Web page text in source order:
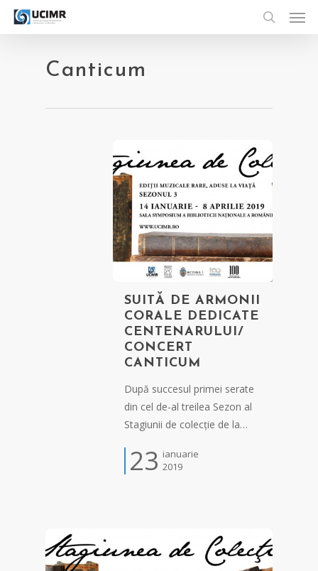
Skip
search
Canticum
SUITĂ DE ARMONII
CORALE DEDICATE
CENTENARULUI/
CONCERT
CANTICUM
După succesul primei serate
din cel de-al treilea Sezon al
Stagiunii de colecție de la…
23 ianuarie
2019